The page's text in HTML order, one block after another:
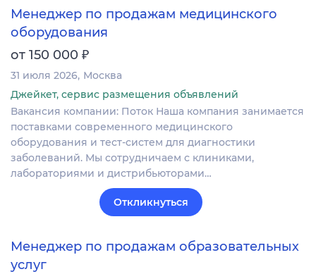
Менеджер по продажам медицинского
оборудования
от 150 000 ₽
31 июля 2026 Москва
Джейкет, сервис размещения объявлений
Вакансия компании: Поток Наша компания занимается
поставками современного медицинского
оборудования и тест-систем для диагностики
заболеваний. Мы сотрудничаем с клиниками,
лабораториями и дистрибьюторами…
Откликнуться
Менеджер по продажам образовательных
услуг